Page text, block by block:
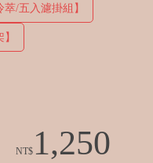
/五入濾掛組】
NT$ 1,250